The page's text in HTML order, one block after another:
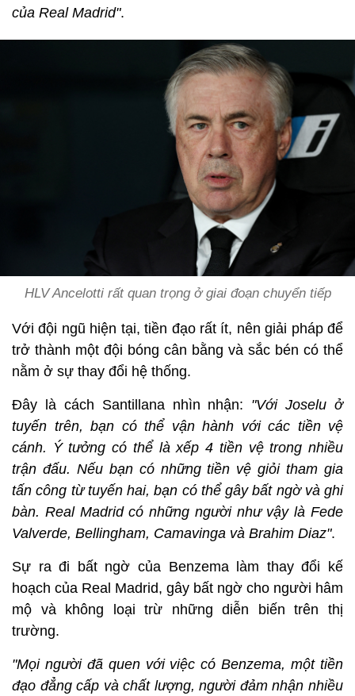
của Real Madrid".
HLV Ancelotti rất quan trọng ở giai đoạn chuyển tiếp
Với đội ngũ hiện tại, tiền đạo rất ít, nên giải pháp để
trở thành một đội bóng cân bằng và sắc bén có thể
nằm ở sự thay đổi hệ thống.
Đây là cách Santillana nhìn nhận: "Với Joselu ở
tuyến trên, bạn có thể vận hành với các tiền vệ
cánh. Ý tưởng có thể là xếp 4 tiền vệ trong nhiều
trận đấu. Nếu bạn có những tiền vệ giỏi tham gia
tấn công từ tuyến hai, bạn có thể gây bất ngờ và ghi
bàn. Real Madrid có những người như vậy là Fede
Valverde, Bellingham, Camavinga và Brahim Diaz".
Sự ra đi bất ngờ của Benzema làm thay đổi kế
hoạch của Real Madrid, gây bất ngờ cho người hâm
mộ và không loại trừ những diễn biến trên thị
trường.
"Mọi người đã quen với việc có Benzema, một tiền
đạo đẳng cấp và chất lượng, người đảm nhận nhiều